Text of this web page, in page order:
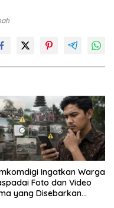
Ingatkan Warga
Foto dan Video
yang Disebarkan